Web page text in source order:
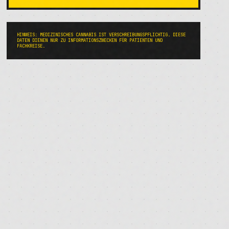
HINWEIS: MEDIZINISCHES CANNABIS IST VERSCHREIBUNGSPFLICHTIG. DIESE
DATEN DIENEN NUR ZU INFORMATIONSZWECKEN FÜR PATIENTEN UND
FACHKREISE.